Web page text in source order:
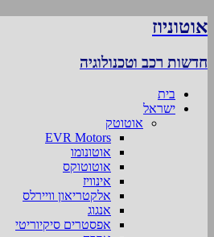
אוטוניוז
חדשות רכב וטכנולוגיה
בית
ישראל
אוטוטק
EVR Motors
אוטונומו
אוטוטוקס
אינוויז
אלקטריאון וויירלס
אנגוג
אפסטרים סיקיוריטי